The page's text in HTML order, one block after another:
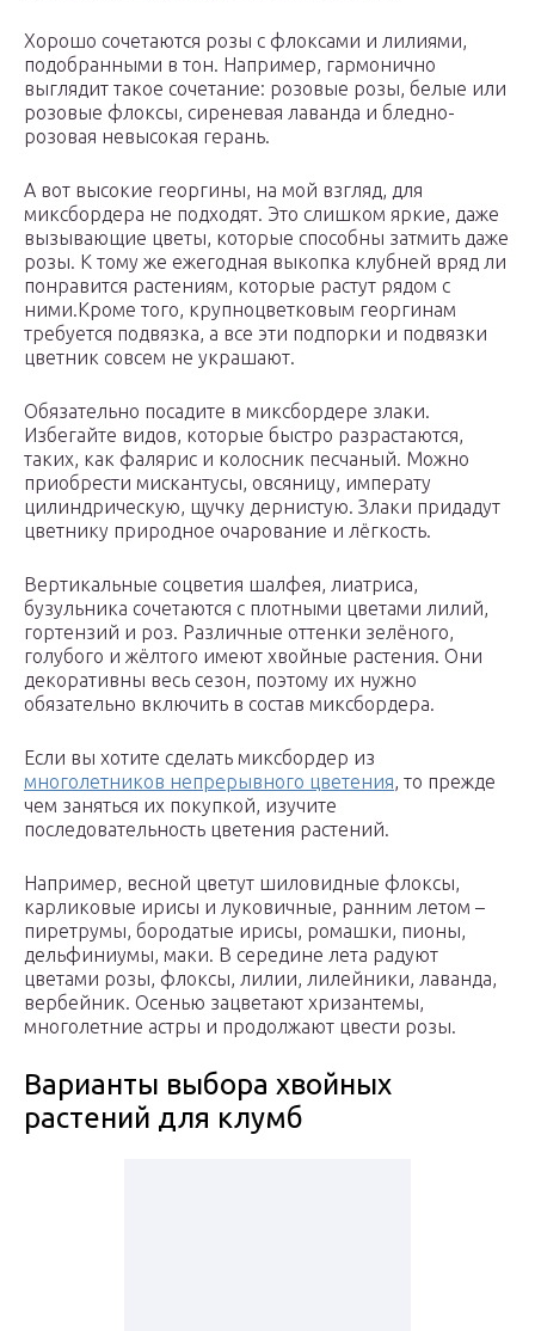
Хорошо сочетаются розы с флоксами и лилиями,
подобранными в тон. Например, гармонично
выглядит такое сочетание: розовые розы, белые или
розовые флоксы, сиреневая лаванда и бледно-
розовая невысокая герань.
А вот высокие георгины, на мой взгляд, для
миксбордера не подходят. Это слишком яркие, даже
вызывающие цветы, которые способны затмить даже
розы. К тому же ежегодная выкопка клубней вряд ли
понравится растениям, которые растут рядом с
ними.Кроме того, крупноцветковым георгинам
требуется подвязка, а все эти подпорки и подвязки
цветник совсем не украшают.
Обязательно посадите в миксбордере злаки.
Избегайте видов, которые быстро разрастаются,
таких, как фалярис и колосник песчаный. Можно
приобрести мискантусы, овсяницу, императу
цилиндрическую, щучку дернистую. Злаки придадут
цветнику природное очарование и лёгкость.
Вертикальные соцветия шалфея, лиатриса,
бузульника сочетаются с плотными цветами лилий,
гортензий и роз. Различные оттенки зелёного,
голубого и жёлтого имеют хвойные растения. Они
декоративны весь сезон, поэтому их нужно
обязательно включить в состав миксбордера.
Если вы хотите сделать миксбордер из
многолетников непрерывного цветения, то прежде
чем заняться их покупкой, изучите
последовательность цветения растений.
Например, весной цветут шиловидные флоксы,
карликовые ирисы и луковичные, ранним летом –
пиретрумы, бородатые ирисы, ромашки, пионы,
дельфиниумы, маки. В середине лета радуют
цветами розы, флоксы, лилии, лилейники, лаванда,
вербейник. Осенью зацветают хризантемы,
многолетние астры и продолжают цвести розы.
Варианты выбора хвойных
растений для клумб